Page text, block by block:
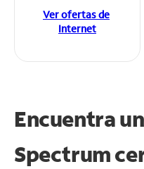
Ver ofertas de
Internet
Encuentra
Spectrum